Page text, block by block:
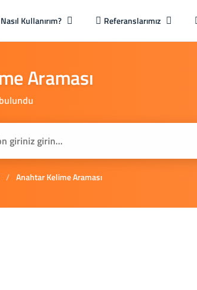
Nasıl Kullanırım? Referanslarımız
Araması
/ Anahtar Kelime Araması